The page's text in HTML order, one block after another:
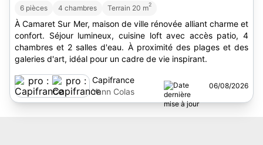
6 pièces 4 chambres Terrain 20 m2
À Camaret Sur Mer, maison de ville rénovée alliant charme et
confort. Séjour lumineux, cuisine loft avec accès patio, 4
chambres et 2 salles d'eau. À proximité des plages et des
galeries d'art, idéal pour un cadre de vie inspirant.
Capifrance
Yann Colas
06/08/2026